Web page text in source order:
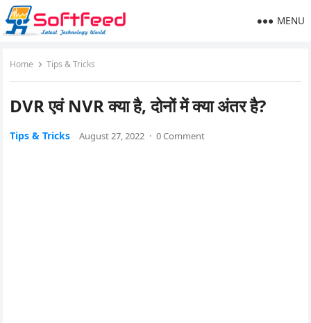
MENU
Home Tips & Tricks
DVR एवं NVR क्या है, दोनों में क्या अंतर है?
Tips & Tricks August 27, 2022 · 0 Comment